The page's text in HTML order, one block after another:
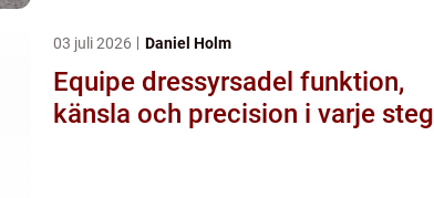
03 juli 2026 Daniel Holm
Equipe dressyrsadel funktion,
känsla och precision i varje steg